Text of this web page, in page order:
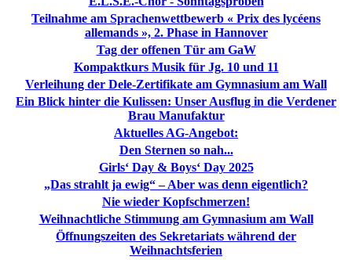
Teilnahme am Sprachenwettbewerb « Prix des lycéens
allemands », 2. Phase in Hannover
Tag der offenen Tür am GaW
Kompaktkurs Musik für Jg. 10 und 11
Verleihung der Dele-Zertifikate am Gymnasium am Wall
Ein Blick hinter die Kulissen: Unser Ausflug in die Verdener
Brau Manufaktur
Aktuelles AG-Angebot:
Den Sternen so nah...
Girls‘ Day & Boys‘ Day 2025
„Das strahlt ja ewig“ – Aber was denn eigentlich?
Nie wieder Kopfschmerzen!
Weihnachtliche Stimmung am Gymnasium am Wall
Öffnungszeiten des Sekretariats während der
Weihnachtsferien